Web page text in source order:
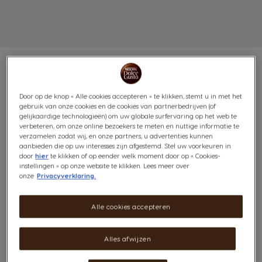
FLAT WHITE 16 CAPSULES
Fluweelachtig & zacht
(52)
Inhoud:x16
Ontdek de Flat White, een zijdezachte creatie afkomstig
uit Australische cafés. Met één capsule krijg je een
aromatische espresso voorzien van een evenwichtig &
Door op de knop « Alle cookies accepteren » te klikken, stemt u in met het
gebruik van onze cookies en de cookies van partnerbedrijven (of
gelijkaardige technologieën) om uw globale surfervaring op het web te
verbeteren, om onze online bezoekers te meten en nuttige informatie te
verzamelen zodat wij, en onze partners, u advertenties kunnen
aanbieden die op uw interesses zijn afgestemd. Stel uw voorkeuren in
doorhier te klikken of op eender welk moment door op « Cookies-
instellingen » op onze website te klikken. Lees meer over
onze Privacyverklaring.
Alles afwijzen
Alle cookies accepteren